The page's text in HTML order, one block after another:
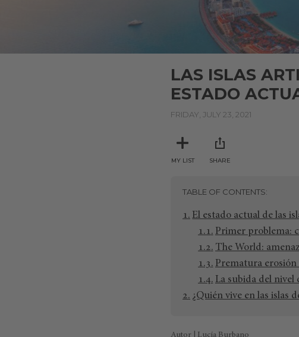
LAS ISLAS
ESTADO
FRIDAY, JULY 23, 2021
MY LIST SHARE
TABLE OF CONTENTS
El estado actual de las
Primer problema:
The World:
Prematura
La subida del nivel
¿Quién vive en las islas
Autor | Lucía Burbano